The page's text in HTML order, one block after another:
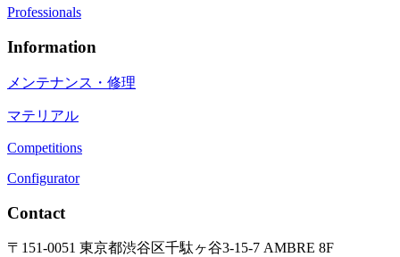
Professionals
Information
メンテナンス・修理
マテリアル
Competitions
Configurator
Contact
〒151-0051 東京都渋谷区千駄ヶ谷3-15-7 AMBRE 8F